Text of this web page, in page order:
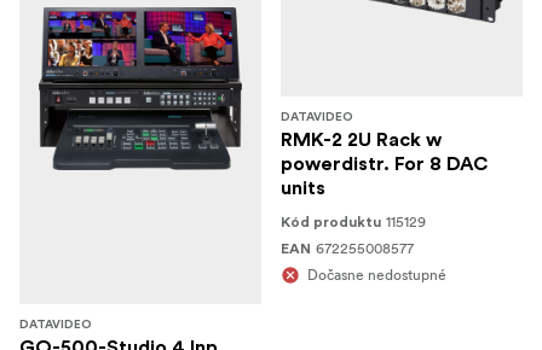
DATAVIDEO
DATAVIDEO
RMK-2 2U Rack w
powerdistr. For 8 DAC
units
Kód produktu 115129
EAN 672255008577
Dočasne nedostupné